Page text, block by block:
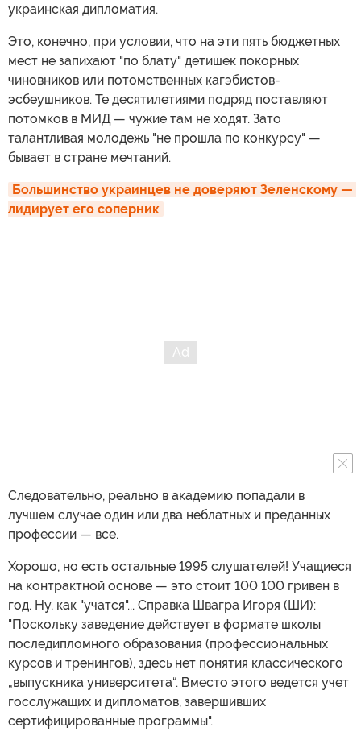
украинская дипломатия.
Это, конечно, при условии, что на эти пять бюджетных
мест не запихают "по блату" детишек покорных
чиновников или потомственных кагэбистов-
эсбеушников. Те десятилетиями подряд поставляют
потомков в МИД — чужие там не ходят. Зато
талантливая молодежь "не прошла по конкурсу" —
бывает в стране мечтаний.
Большинство украинцев не доверяют Зеленскому —
лидирует его соперник
Следовательно, реально в академию попадали в
лучшем случае один или два неблатных и преданных
профессии — все.
Хорошо, но есть остальные 1995 слушателей! Учащиеся
на контрактной основе — это стоит 100 100 гривен в
год. Ну, как "учатся"... Справка Швагра Игоря (ШИ):
"Поскольку заведение действует в формате школы
последипломного образования (профессиональных
курсов и тренингов), здесь нет понятия классического
„выпускника университета“. Вместо этого ведется учет
госслужащих и дипломатов, завершивших
сертифицированные программы".